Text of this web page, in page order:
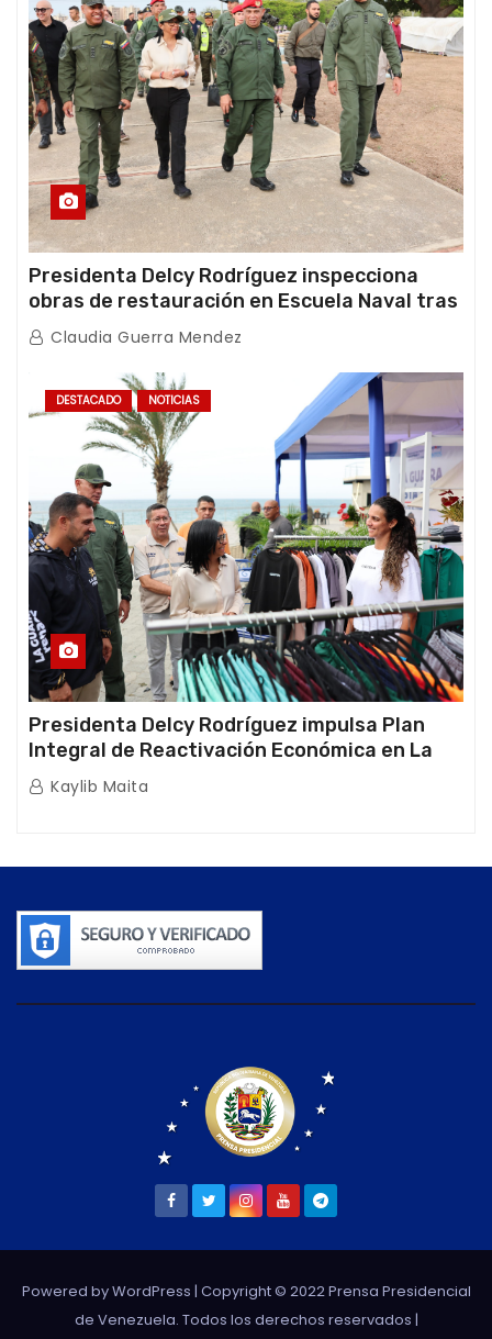
Presidenta Delcy Rodríguez inspecciona
obras de restauración en Escuela Naval tras
afectaciones sísmicas en La Guaira
Claudia Guerra Mendez
DESTACADO NOTICIAS
Presidenta Delcy Rodríguez impulsa Plan
Integral de Reactivación Económica en La
Guaira
Kaylib Maita
Powered by WordPress | Copyright © 2022 Prensa Presidencial
de Venezuela. Todos los derechos reservados |